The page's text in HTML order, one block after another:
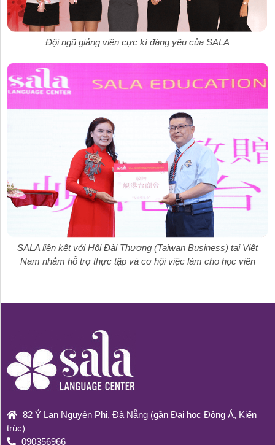
Đội ngũ giảng viên cực kì đáng yêu của SALA
SALA liên kết với Hội Đài Thương (Taiwan Business) tại Việt
Nam nhằm hỗ trợ thực tập và cơ hội việc làm cho học viên
82 Ỷ Lan Nguyên Phi, Đà Nẵng (gần Đại học Đông Á, Kiến
trúc)
090356966